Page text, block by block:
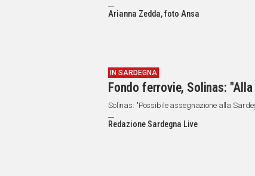
Arianna Zedda, foto Ansa
IN SARDEGNA
Fondo ferrovie, Solinas:
Solinas: "Possibile assegnazione alla
Redazione Sardegna Live